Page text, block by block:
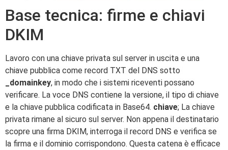
Base tecnica: firme e chiavi
DKIM
Lavoro con una chiave privata sul server in uscita e una
chiave pubblica come record TXT del DNS sotto
_domainkey, in modo che i sistemi riceventi possano
verificare. La voce DNS contiene la versione, il tipo di chiave
e la chiave pubblica codificata in Base64. chiave; La chiave
privata rimane al sicuro sul server. Non appena il destinatario
scopre una firma DKIM, interroga il record DNS e verifica se
la firma e il dominio corrispondono. Questa catena è efficace